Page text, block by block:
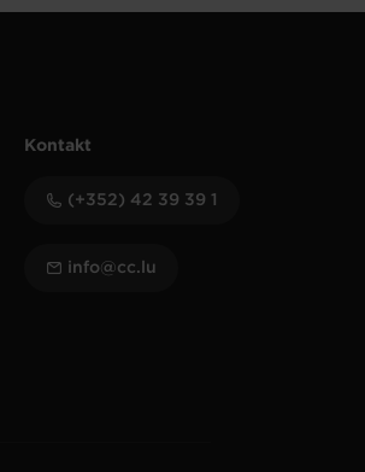
Kontakt
(+352) 42 39 39 1
info@cc.lu